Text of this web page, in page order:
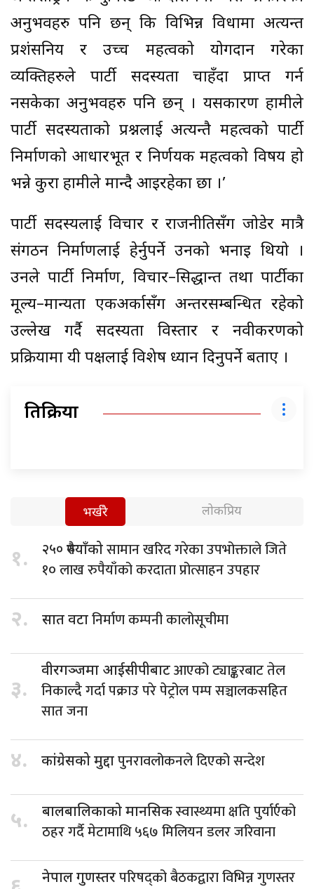
अनुभवहरु पनि छन् कि विभिन्न विधामा अत्यन्त
प्रशंसनिय र उच्च महत्वको योगदान गरेका
व्यक्तिहरुले पार्टी सदस्यता चाहँदा प्राप्त गर्न
नसकेका अनुभवहरु पनि छन् । यसकारण हामीले
पार्टी सदस्यताको प्रश्नलाई अत्यन्तै महत्वको पार्टी
निर्माणको आधारभूत र निर्णयक महत्वको विषय हो
भन्ने कुरा हामीले मान्दै आइरहेका छौं ।’
पार्टी सदस्यलाई विचार र राजनीतिसँग जोडेर मात्रै
संगठन निर्माणलाई हेर्नुपर्ने उनको भनाइ थियो ।
उनले पार्टी निर्माण, विचार–सिद्धान्त तथा पार्टीका
मूल्य–मान्यता एकअर्कासँग अन्तरसम्बन्धित रहेको
उल्लेख गर्दै सदस्यता विस्तार र नवीकरणको
प्रक्रियामा यी पक्षलाई विशेष ध्यान दिनुपर्ने बताए ।
प्रतिक्रिया
भर्खरै लोकप्रिय
१. २५० रुपैयाँकोसामान खरिद गरेका उपभोक्ताले जिते
१० लाख रुपैयाँको करदाता प्रोत्साहन उपहार
२. सात वटानिर्माण कम्पनी कालोसूचीमा
३.
वीरगञ्जमा आईसीपीबाटआएको ट्याङ्करबाट तेल
निकाल्दै गर्दा पक्राउ परे पेट्रोल पम्प सञ्चालकसहित
सात जना
४. कांग्रेसको मुद्दापुनरावलोकनले दिएको सन्देश
५. बालबालिकाको मानसिकस्वास्थ्यमा क्षति पुर्यार्एको
ठहर गर्दै मेटामाथि ५६७ मिलियन डलर जरिवाना
नेपाल गुणस्तरपरिषद्को बैठकद्वारा विभिन्न गुणस्तर